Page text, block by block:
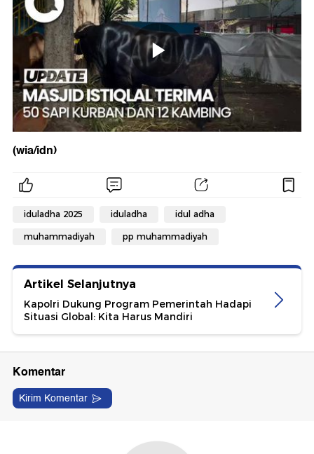
(wia/idn)
iduladha 2025 iduladha idul adha
muhammadiyah pp muhammadiyah
Artikel Selanjutnya
Kapolri Dukung Program Pemerintah Hadapi
Situasi Global: Kita Harus Mandiri